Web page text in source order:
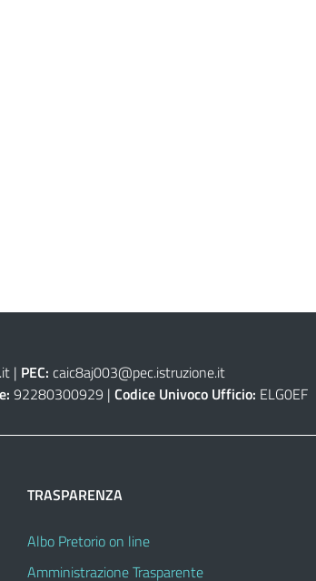
| PEC: caic8aj003@pec.istruzione.it
92280300929 | Codice Univoco Ufficio: ELG0EF
TRASPARENZA
Albo Pretorio on line
Amministrazione Trasparente